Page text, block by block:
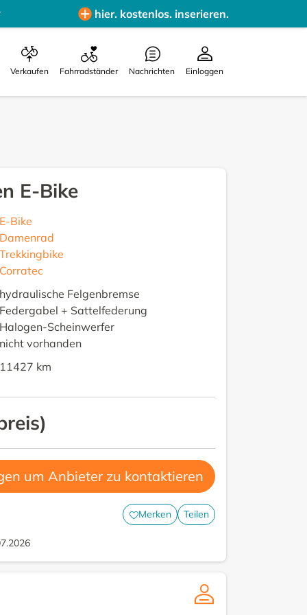
hier. kostenlos. inserieren.
Verkaufen Fahrradständer Nachrichten Einloggen
E-Bike
E-Bike
Damenrad
Trekkingbike
Corratec
hydraulische Felgenbremse
Federgabel + Sattelfederung
Halogen-Scheinwerfer
nicht vorhanden
11427 km
)
um Anbieter zu kontaktieren
Merken Teilen